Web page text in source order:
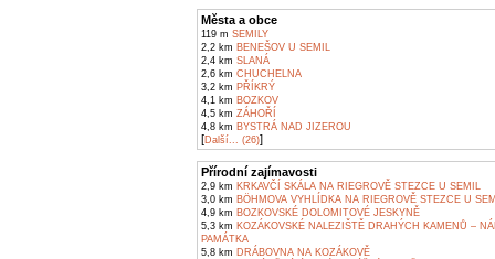
Města a obce
119 m SEMILY
2,2 km BENEŠOV U SEMIL
2,4 km SLANÁ
2,6 km CHUCHELNA
3,2 km PŘÍKRÝ
4,1 km BOZKOV
4,5 km ZÁHOŘÍ
4,8 km BYSTRÁ NAD JIZEROU
[Další... (26)]
Přírodní zajímavosti
2,9 km KRKAVČÍ SKÁLA NA RIEGROVĚ STEZCE U SEMIL
3,0 km BÖHMOVA VYHLÍDKA NA RIEGROVĚ STEZCE U
4,9 km BOZKOVSKÉ DOLOMITOVÉ JESKYNĚ
5,3 km KOZÁKOVSKÉ NALEZIŠTĚ DRAHÝCH KAMENŮ –
PAMÁTKA
5,8 km DRÁBOVNA NA KOZÁKOVĚ